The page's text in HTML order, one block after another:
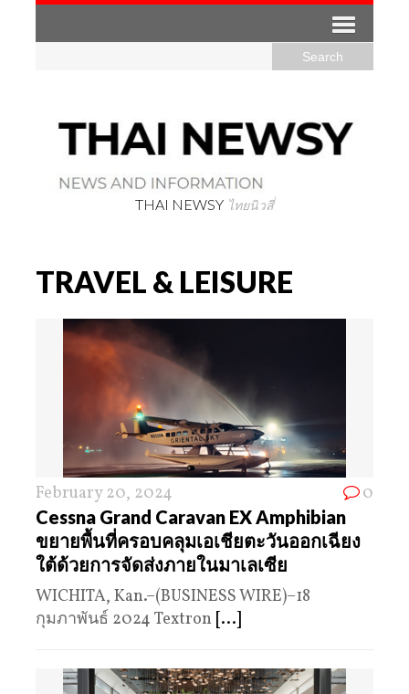
THAI NEWSY ไทยนิวสี่
TRAVEL & LEISURE
February 20, 2024 0
Cessna Grand Caravan EX Amphibian
ขยายพื้นที่ครอบคลุมเอเชียตะวันออกเฉียง
ใต้ด้วยการจัดส่งภายในมาเลเซีย
WICHITA, Kan.–(BUSINESS WIRE)–18
กุมภาพันธ์ 2024 Textron [...]